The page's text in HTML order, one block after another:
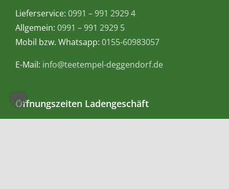
Lieferservice: 0991 – 991 2929 4
Allgemein: 0991 – 991 2929 5
Mobil bzw. Whatsapp: 0155-60983057
E-Mail: info@teetempel-deggendorf.de
Öffnungszeiten Ladengeschäft